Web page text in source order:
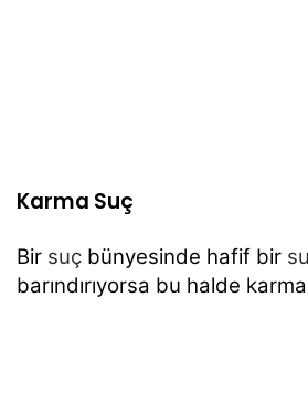
Karma Suç
Bir suç bünyesinde hafif bir
barındırıyorsa bu halde